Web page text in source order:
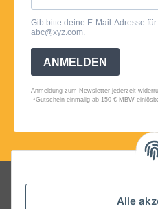
Alle
Folgt uns auf